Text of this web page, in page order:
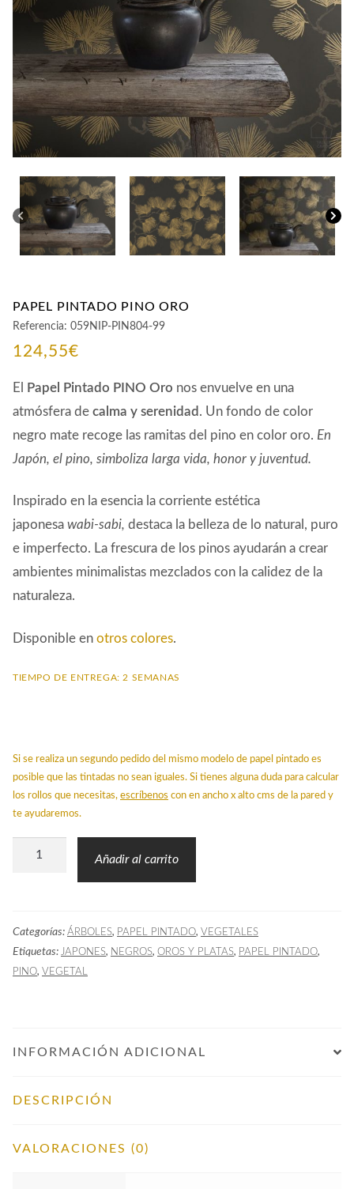
CONTACTO
PAPEL PINTADO PINO ORO
Referencia: 059NIP-PIN804-99
124,55€
El Papel Pintado PINO Oro nos envuelve en una
atmósfera de calma y serenidad . Un fondo de color
negro mate recoge las ramitas del pino en color oro. En
Japón, el pino, simboliza larga vida, honor y juventud.
Inspirado en la esencia la corriente estética
japonesa wabi-sabi, destaca la belleza de lo natural, puro
e imperfecto. La frescura de los pinos ayudarán a crear
ambientes minimalistas mezclados con la calidez de la
naturaleza.
Disponible en otros colores.
TIEMPO DE ENTREGA: 2 SEMANAS
Si se realiza un segundo pedido del mismo modelo de papel pintado es
posible que las tintadas no sean iguales. Si tienes alguna duda para calcular
los rollos que necesitas, escríbenos con en ancho x alto cms de la pared y
te ayudaremos.
Papel
cantidad
Añadir al carrito
Categorías: ÁRBOLES, PAPEL PINTADO, VEGETALES
Etiquetas: JAPONES, NEGROS, OROS Y PLATAS, PAPEL PINTADO,
PINO, VEGETAL
INFORMACIÓN ADICIONAL
DESCRIPCIÓN
VALORACIONES (0)